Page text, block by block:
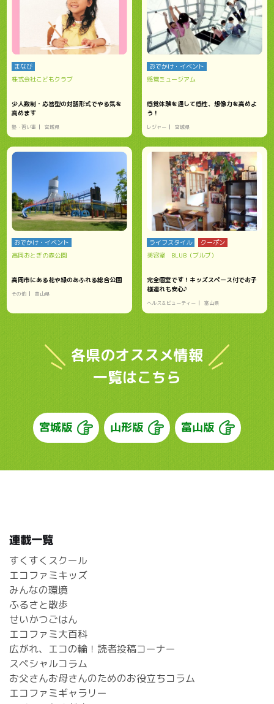
まなび
株式会社こどもクラブ
少人数制・応答型の対話形式でやる気を
高めます
塾・習い事 宮城県
おでかけ・イベント
感覚ミュージアム
感覚体験を通して感性、想像力を高めよ
う！
レジャー 宮城県
おでかけ・イベント
高岡おとぎの森公園
高岡市にある花や緑のあふれる総合公園
その他 富山県
ライフスタイル
クーポン
美容室 BLUB（ブルブ）
完全個室です！キッズスペース付でお子
様連れも安心♪
ヘルス＆ビューティー 富山県
各県のオススメ情報
一覧はこちら
宮城版 山形版 富山版
連載一覧
すくすくスクール
エコファミキッズ
みんなの環境
ふるさと散歩
せいかつごはん
エコファミ大百科
広がれ、エコの輪！読者投稿コーナー
スペシャルコラム
お父さんお母さんのためのお役立ちコラム
エコファミギャラリー